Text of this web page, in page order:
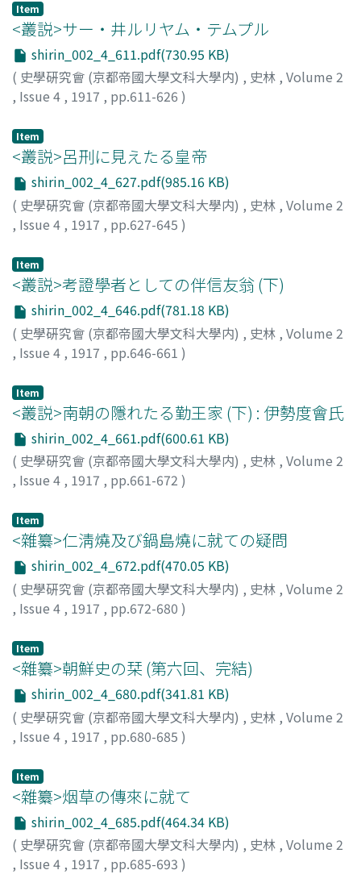
Item
<叢説>サー・井ルリヤム・テムプル
shirin_002_4_611.pdf(730.95 KB)
( 史學硏究會 (京都帝國大學文科大學内) , 史林 , Volume 2
, Issue 4 , 1917 , pp.611-626 )
Item
<叢説>呂刑に見えたる皇帝
shirin_002_4_627.pdf(985.16 KB)
( 史學硏究會 (京都帝國大學文科大學内) , 史林 , Volume 2
, Issue 4 , 1917 , pp.627-645 )
Item
<叢説>考證學者としての伴信友翁 (下)
shirin_002_4_646.pdf(781.18 KB)
( 史學硏究會 (京都帝國大學文科大學内) , 史林 , Volume 2
, Issue 4 , 1917 , pp.646-661 )
Item
<叢説>南朝の隱れたる勤王家 (下) : 伊勢度會氏
shirin_002_4_661.pdf(600.61 KB)
( 史學硏究會 (京都帝國大學文科大學内) , 史林 , Volume 2
, Issue 4 , 1917 , pp.661-672 )
Item
<雜纂>仁淸燒及び鍋島燒に就ての疑問
shirin_002_4_672.pdf(470.05 KB)
( 史學硏究會 (京都帝國大學文科大學内) , 史林 , Volume 2
, Issue 4 , 1917 , pp.672-680 )
Item
<雜纂>朝鮮史の栞 (第六回、完結)
shirin_002_4_680.pdf(341.81 KB)
( 史學硏究會 (京都帝國大學文科大學内) , 史林 , Volume 2
, Issue 4 , 1917 , pp.680-685 )
Item
<雜纂>烟草の傳來に就て
shirin_002_4_685.pdf(464.34 KB)
( 史學硏究會 (京都帝國大學文科大學内) , 史林 , Volume 2
, Issue 4 , 1917 , pp.685-693 )